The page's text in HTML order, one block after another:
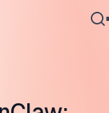
de agentes de